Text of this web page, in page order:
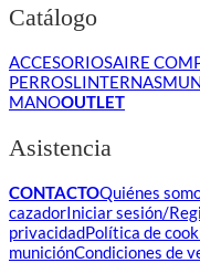
Catálogo
ACCESORIOSAIRE
PERROSLINTERNAS
MANOOUTLET
Asistencia
CONTACTOQuiénes
cazadorIniciar sesión/
privacidadPolítica de
municiónCondiciones de